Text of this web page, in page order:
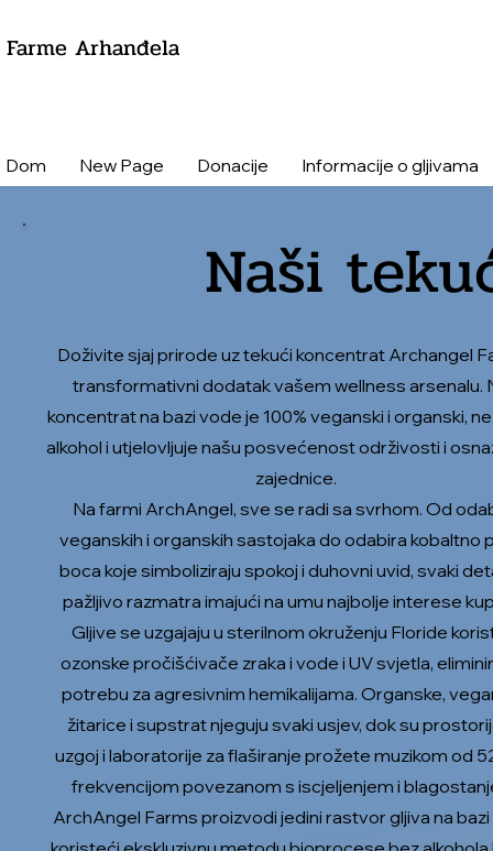
Farme Arhanđela
Dom New Page Donacije Informacije o gljivama
Naši
Doživite sjaj prirode uz tekući koncentrat Archangel
transformativni dodatak vašem wellness arsenalu.
koncentrat na bazi vode je 100% veganski i organski,
alkohol i utjelovljuje našu posvećenost održivosti i
zajednice.
Na farmi ArchAngel, sve se radi sa svrhom. Od
veganskih i organskih sastojaka do odabira kobaltno
boca koje simboliziraju spokoj i duhovni uvid, svaki
pažljivo razmatra imajući na umu najbolje interese
Gljive se uzgajaju u sterilnom okruženju Floride
ozonske pročišćivače zraka i vode i UV svjetla,
potrebu za agresivnim hemikalijama. Organske,
žitarice i supstrat njeguju svaki usjev, dok su
uzgoj i laboratorije za flaširanje prožete muzikom od
frekvencijom povezanom s iscjeljenjem i
ArchAngel Farms proizvodi jedini rastvor gljiva na